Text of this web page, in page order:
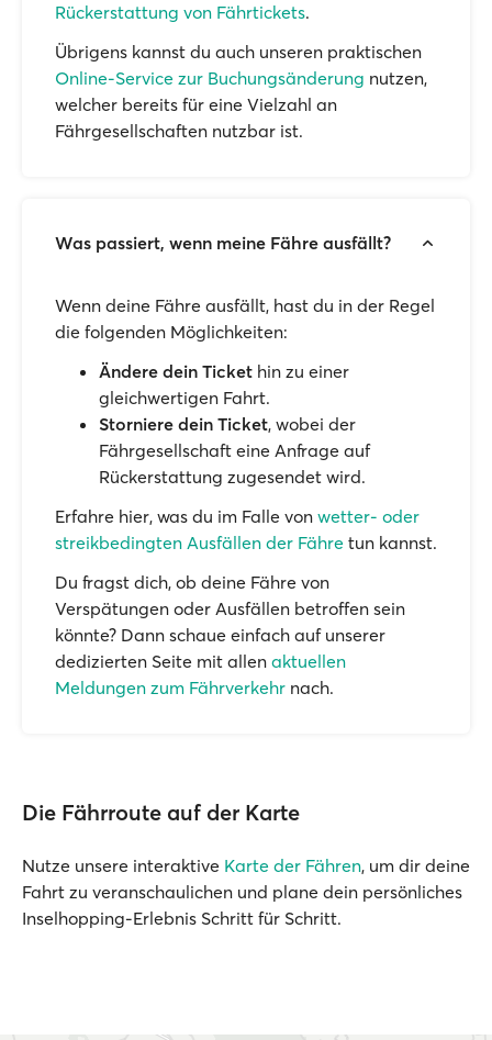
Rückerstattung von Fährtickets.
Übrigens kannst du auch unseren praktischen
Online-Service zur Buchungsänderung nutzen,
welcher bereits für eine Vielzahl an
Fährgesellschaften nutzbar ist.
Was passiert, wenn meine Fähre ausfällt?
Wenn deine Fähre ausfällt, hast du in der Regel
die folgenden Möglichkeiten:
Ändere dein Ticket hin zu einer
gleichwertigen Fahrt.
Storniere dein Ticket, wobei der
Fährgesellschaft eine Anfrage auf
Rückerstattung zugesendet wird.
Erfahre hier, was du im Falle von wetter- oder
streikbedingten Ausfällen der Fähre tun kannst.
Du fragst dich, ob deine Fähre von
Verspätungen oder Ausfällen betroffen sein
könnte? Dann schaue einfach auf unserer
dedizierten Seite mit allen aktuellen
Meldungen zum Fährverkehr nach.
Die Fährroute auf der Karte
Nutze unsere interaktive Karte der Fähren, um dir deine
Fahrt zu veranschaulichen und plane dein persönliches
Inselhopping-Erlebnis Schritt für Schritt.